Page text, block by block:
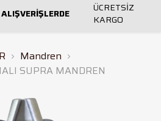
ÜCRETSİZ
KARGO
Mandren
SUPRA MANDREN